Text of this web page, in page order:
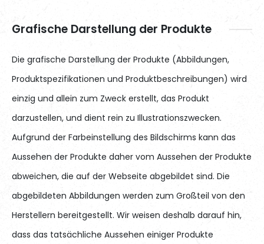
Grafische Darstellung der Produkte
Die grafische Darstellung der Produkte (Abbildungen,
Produktspezifikationen und Produktbeschreibungen) wird
einzig und allein zum Zweck erstellt, das Produkt
darzustellen, und dient rein zu Illustrationszwecken.
Aufgrund der Farbeinstellung des Bildschirms kann das
Aussehen der Produkte daher vom Aussehen der Produkte
abweichen, die auf der Webseite abgebildet sind. Die
abgebildeten Abbildungen werden zum Großteil von den
Herstellern bereitgestellt. Wir weisen deshalb darauf hin,
dass das tatsächliche Aussehen einiger Produkte